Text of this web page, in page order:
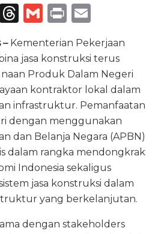
T
T
re
a
d
s
G
ai
l
P
n
t
ai
l
– Kementerian Pekerjaan
jasa konstruksi terus
Produk Dalam Negeri
kontraktor lokal dalam
infrastruktur. Pemanfaatan
dengan menggunakan
dan Belanja Negara (APBN)
dalam rangka mendongkrak
Indonesia sekaligus
jasa konstruksi dalam
yang berkelanjutan.
dengan stakeholders